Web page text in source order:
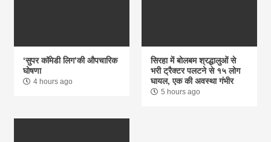
‘सुपर कॉमेडी लिग’की औपचारिक
घोषणा
4 hours ago
सिरहा में बोलबम श्रद्धालुओं से
भरी ट्रैक्टर पलटने से १५ लोग
घायल, एक की अवस्था गंभीर
5 hours ago